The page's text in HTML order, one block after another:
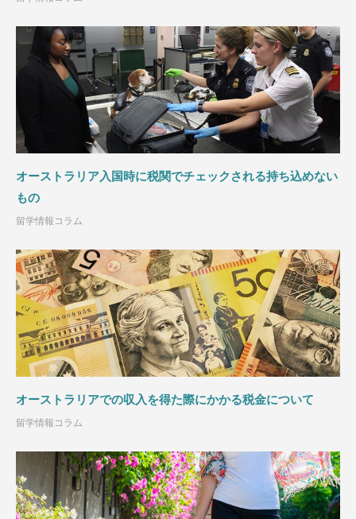
オーストラリア入国時に税関でチェックされる持ち込めない
もの
留学情報コラム
オーストラリアでの収入を得た際にかかる税金について
留学情報コラム